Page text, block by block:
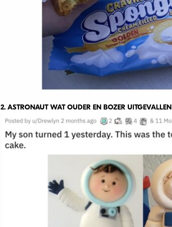
2. ASTRONAUT WAT OUDER EN BOZER UITGEVALLEN